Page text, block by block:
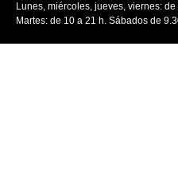
Lunes, miércoles, jueves, viernes:
Martes: de 10 a 21 h. Sábados de